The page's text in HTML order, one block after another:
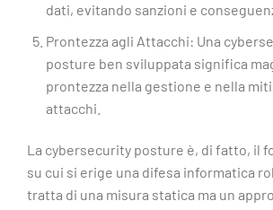
dati, evitando sanzioni e
Prontezza agli Attacchi: Una
posture ben sviluppata significa
prontezza nella gestione e nella
attacchi.
La cybersecurity posture è, di fatto, il
su cui si erige una difesa informatica
tratta di una misura statica ma un